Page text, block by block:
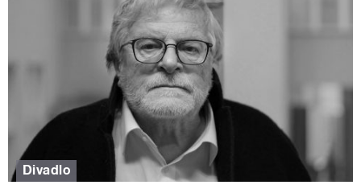
Divadlo